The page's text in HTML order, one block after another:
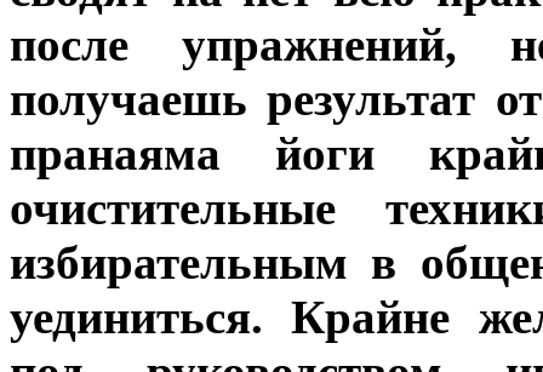
после упражнений,
получаешь результат
пранаяма йоги
очистительные
избирательным в
уединиться. Крайне